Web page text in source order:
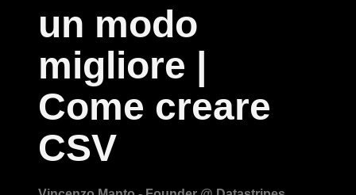
un modo
migliore |
Come creare
CSV